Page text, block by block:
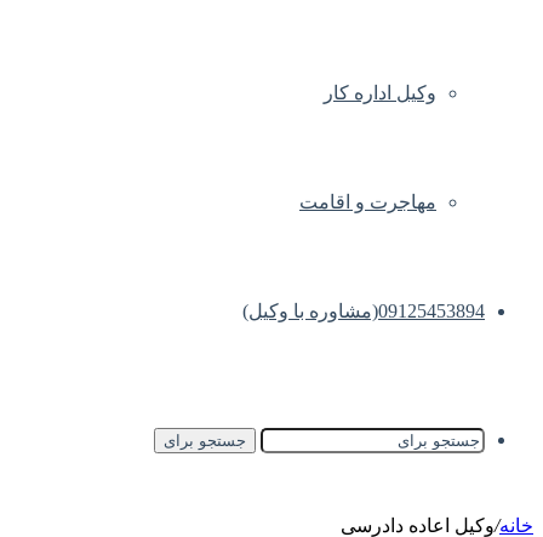
وکیل اداره کار
مهاجرت و اقامت
09125453894(مشاوره با وکیل)
جستجو برای
خانه/وکیل اعاده دادرسی